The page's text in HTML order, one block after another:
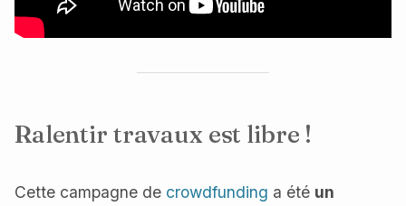
Ralentir travaux est libre !
Cette campagne de crowdfunding a été un